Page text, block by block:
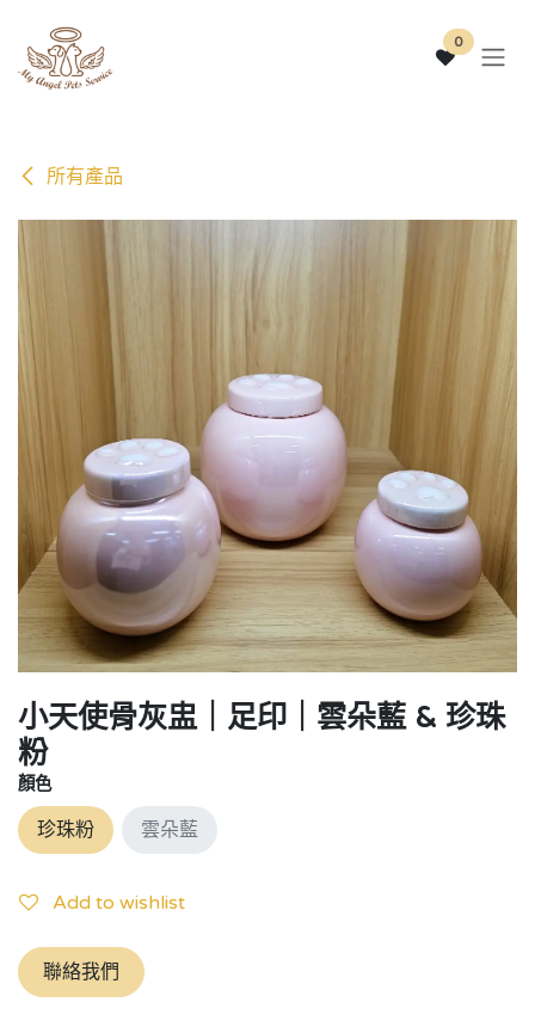
0
所有產品
小天使骨灰盅｜足印｜雲朵藍 & 珍珠
粉
顏色
珍珠粉 雲朵藍
Add to wishlist
聯絡我們